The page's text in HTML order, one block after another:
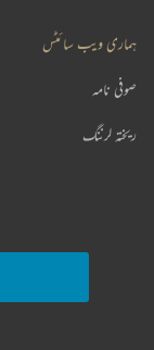
ہماری ویب سائٹس
صوفی نامہ
ریختہ لرننگ